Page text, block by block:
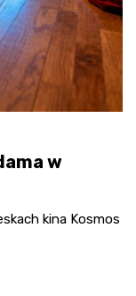
w
kina Kosmos